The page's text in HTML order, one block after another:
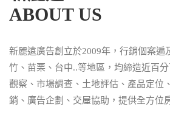
ABOUT US
新麗遠廣告創立於2009年，行銷個案遍
竹、苗栗、台中..等地區，均締造近百
觀察、市場調查、土地評估、產品定位
銷、廣告企劃、交屋協助，提供全方位